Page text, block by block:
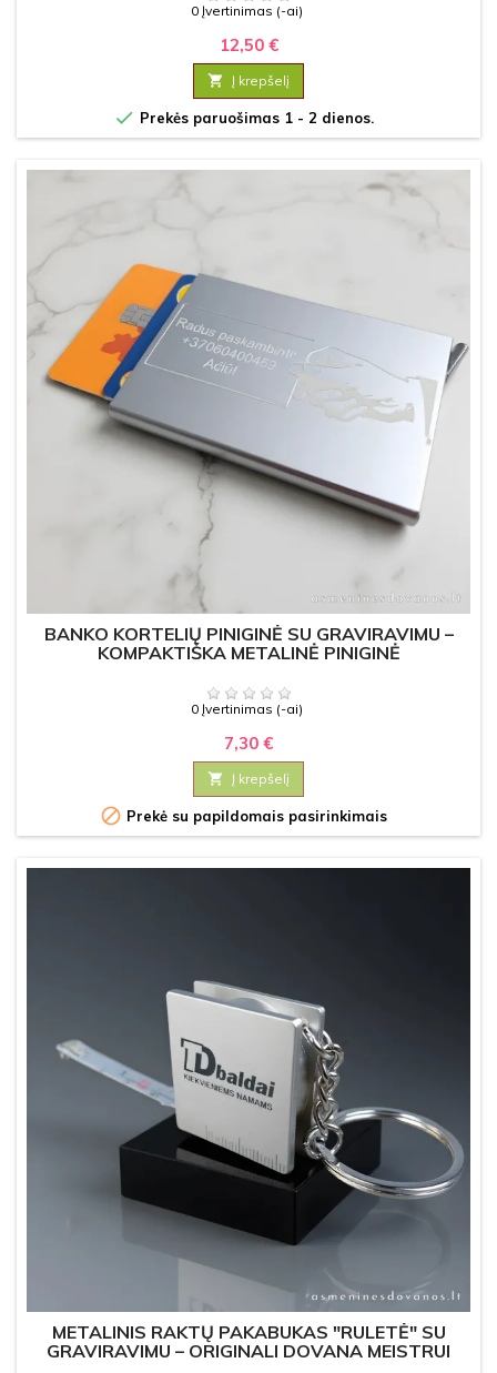
0 Įvertinimas (-ai)
12,50 €
 Į krepšelį
 Prekės paruošimas 1 - 2 dienos.
BANKO KORTELIŲ PINIGINĖ SU GRAVIRAVIMU –
KOMPAKTIŠKA METALINĖ PINIGINĖ
0 Įvertinimas (-ai)
7,30 €
 Į krepšelį
 Prekė su papildomais pasirinkimais
METALINIS RAKTŲ PAKABUKAS "RULETĖ" SU
GRAVIRAVIMU – ORIGINALI DOVANA MEISTRUI